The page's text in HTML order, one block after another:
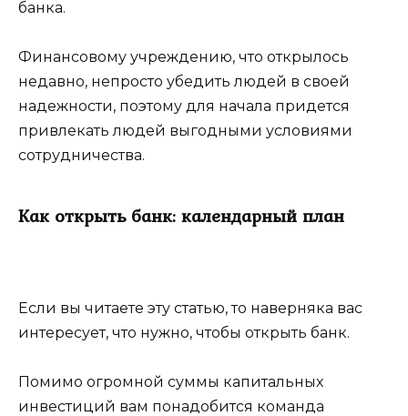
банка.
Финансовому учреждению, что открылось
недавно, непросто убедить людей в своей
надежности, поэтому для начала придется
привлекать людей выгодными условиями
сотрудничества.
Как открыть банк: календарный план
Если вы читаете эту статью, то наверняка вас
интересует, что нужно, чтобы открыть банк.
Помимо огромной суммы капитальных
инвестиций вам понадобится команда